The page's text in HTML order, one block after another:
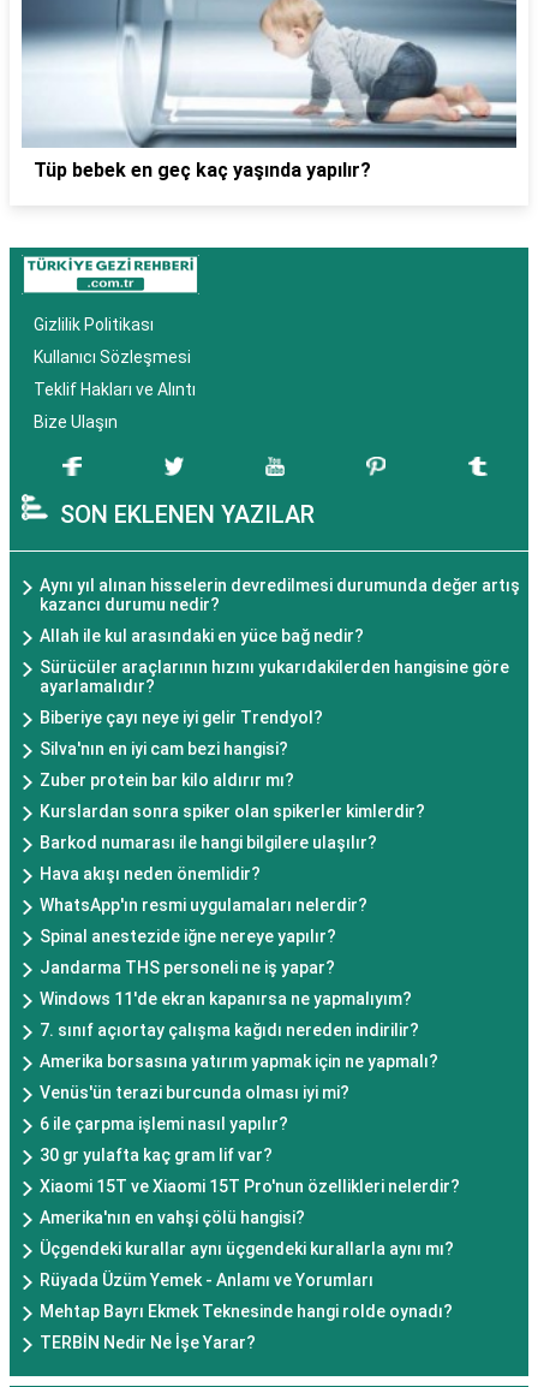
Tüp bebek en geç kaç yaşında yapılır?
Gizlilik Politikası
Kullanıcı Sözleşmesi
Teklif Hakları ve Alıntı
Bize Ulaşın
SON EKLENEN YAZILAR
Aynı yıl alınan hisselerin devredilmesi durumunda değer artış
kazancı durumu nedir?
Allah ile kul arasındaki en yüce bağ nedir?
Sürücüler araçlarının hızını yukarıdakilerden hangisine göre
ayarlamalıdır?
Biberiye çayı neye iyi gelir Trendyol?
Silva'nın en iyi cam bezi hangisi?
Zuber protein bar kilo aldırır mı?
Kurslardan sonra spiker olan spikerler kimlerdir?
Barkod numarası ile hangi bilgilere ulaşılır?
Hava akışı neden önemlidir?
WhatsApp'ın resmi uygulamaları nelerdir?
Spinal anestezide iğne nereye yapılır?
Jandarma THS personeli ne iş yapar?
Windows 11'de ekran kapanırsa ne yapmalıyım?
7. sınıf açıortay çalışma kağıdı nereden indirilir?
Amerika borsasına yatırım yapmak için ne yapmalı?
Venüs'ün terazi burcunda olması iyi mi?
6 ile çarpma işlemi nasıl yapılır?
30 gr yulafta kaç gram lif var?
Xiaomi 15T ve Xiaomi 15T Pro'nun özellikleri nelerdir?
Amerika'nın en vahşi çölü hangisi?
Üçgendeki kurallar aynı üçgendeki kurallarla aynı mı?
Rüyada Üzüm Yemek - Anlamı ve Yorumları
Mehtap Bayrı Ekmek Teknesinde hangi rolde oynadı?
TERBİN Nedir Ne İşe Yarar?